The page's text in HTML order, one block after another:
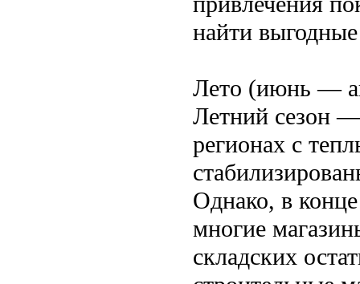
найти
Лето (июнь —
Летний сезон
регионах с
Однако, в
многие
складских